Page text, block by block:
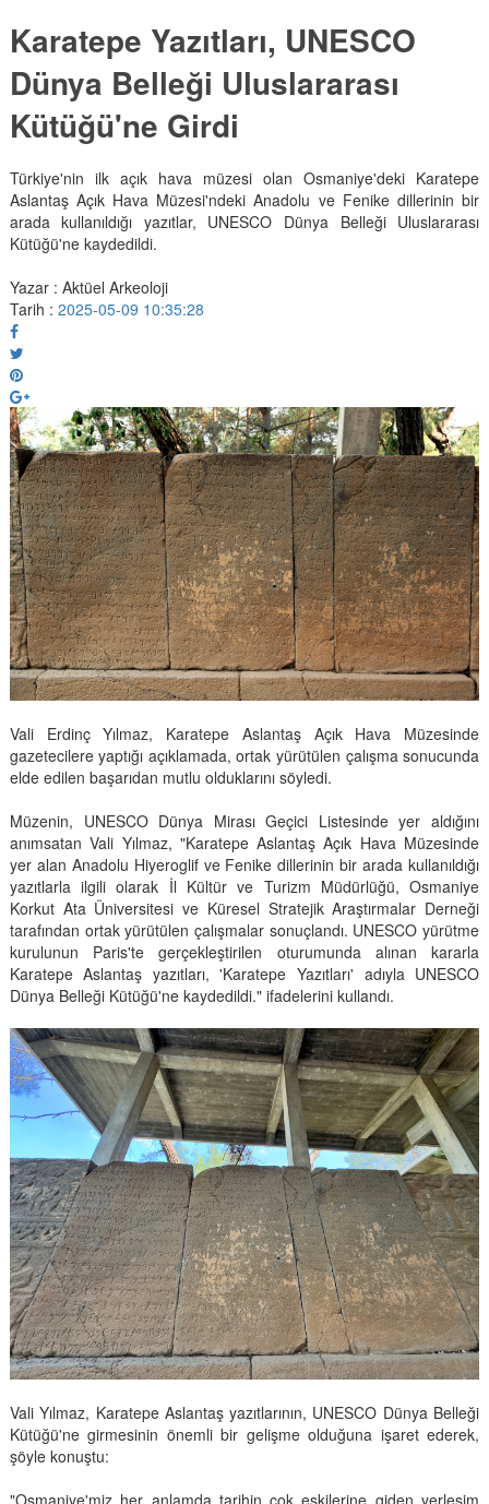
Karatepe Yazıtları, UNESCO
Dünya Belleği Uluslararası
Kütüğü'ne Girdi
Türkiye'nin ilk açık hava müzesi olan Osmaniye'deki Karatepe
Aslantaş Açık Hava Müzesi'ndeki Anadolu ve Fenike dillerinin bir
arada kullanıldığı yazıtlar, UNESCO Dünya Belleği Uluslararası
Kütüğü'ne kaydedildi.
Yazar : Aktüel Arkeoloji
Tarih : 2025-05-09 10:35:28
Vali Erdinç Yılmaz, Karatepe Aslantaş Açık Hava Müzesinde
gazetecilere yaptığı açıklamada, ortak yürütülen çalışma sonucunda
elde edilen başarıdan mutlu olduklarını söyledi.
Müzenin, UNESCO Dünya Mirası Geçici Listesinde yer aldığını
anımsatan Vali Yılmaz, "Karatepe Aslantaş Açık Hava Müzesinde
yer alan Anadolu Hiyeroglif ve Fenike dillerinin bir arada kullanıldığı
yazıtlarla ilgili olarak İl Kültür ve Turizm Müdürlüğü, Osmaniye
Korkut Ata Üniversitesi ve Küresel Stratejik Araştırmalar Derneği
tarafından ortak yürütülen çalışmalar sonuçlandı. UNESCO yürütme
kurulunun Paris'te gerçekleştirilen oturumunda alınan kararla
Karatepe Aslantaş yazıtları, 'Karatepe Yazıtları' adıyla UNESCO
Dünya Belleği Kütüğü'ne kaydedildi." ifadelerini kullandı.
Vali Yılmaz, Karatepe Aslantaş yazıtlarının, UNESCO Dünya Belleği
Kütüğü'ne girmesinin önemli bir gelişme olduğuna işaret ederek,
şöyle konuştu: